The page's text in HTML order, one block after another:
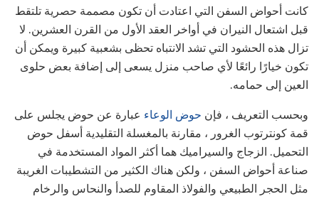
كانت أحواض السفن التي اعتادت أن تكون مصممة حصرية تلتقط
قبل اشتعال النيران في أواخر العقد الأول من القرن العشرين. لا
تزال هذه الحشود التي تشد الانتباه تحظى بشعبية كبيرة ويمكن أن
تكون خيارًا رائعًا لأي صاحب منزل يسعى إلى إضافة بعض حلوى
العين إلى حمامه.
وبحسب التعريف ، فإن حوض الوعاء عبارة عن حوض يجلس على
قمة كونترتوب الغرور ، مقارنة بالمغسلة التقليدية أسفل حوض
التحميل. الزجاج والسيراميك هما أكثر المواد المستخدمة في
صناعة أحواض السفن ، ولكن هناك الكثير من التشطيبات الغريبة
مثل الحجر الطبيعي والفولاذ المقاوم للصدأ والنحاس والرخام